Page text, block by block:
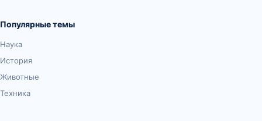
Популярные темы
Наука
История
Животные
Техника